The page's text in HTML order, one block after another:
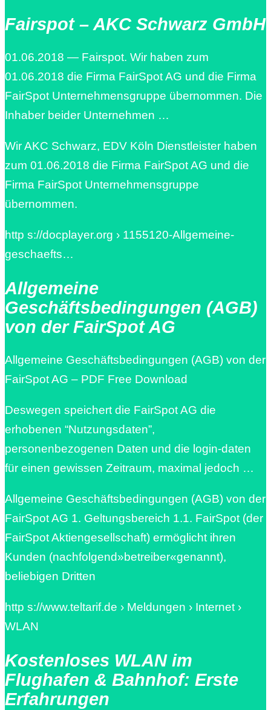
Fairspot – AKC Schwarz GmbH
01.06.2018 — Fairspot. Wir haben zum
01.06.2018 die Firma FairSpot AG und die Firma
FairSpot Unternehmensgruppe übernommen. Die
Inhaber beider Unternehmen …
Wir AKC Schwarz, EDV Köln Dienstleister haben
zum 01.06.2018 die Firma FairSpot AG und die
Firma FairSpot Unternehmensgruppe
übernommen.
http s://docplayer.org › 1155120-Allgemeine-
geschaefts…
Allgemeine
Geschäftsbedingungen (AGB)
von der FairSpot AG
Allgemeine Geschäftsbedingungen (AGB) von der
FairSpot AG – PDF Free Download
Deswegen speichert die FairSpot AG die
erhobenen “Nutzungsdaten”,
personenbezogenen Daten und die login-daten
für einen gewissen Zeitraum, maximal jedoch …
Allgemeine Geschäftsbedingungen (AGB) von der
FairSpot AG 1. Geltungsbereich 1.1. FairSpot (der
FairSpot Aktiengesellschaft) ermöglicht ihren
Kunden (nachfolgend»betreiber«genannt),
beliebigen Dritten
http s://www.teltarif.de › Meldungen › Internet ›
WLAN
Kostenloses WLAN im
Flughafen & Bahnhof: Erste
Erfahrungen